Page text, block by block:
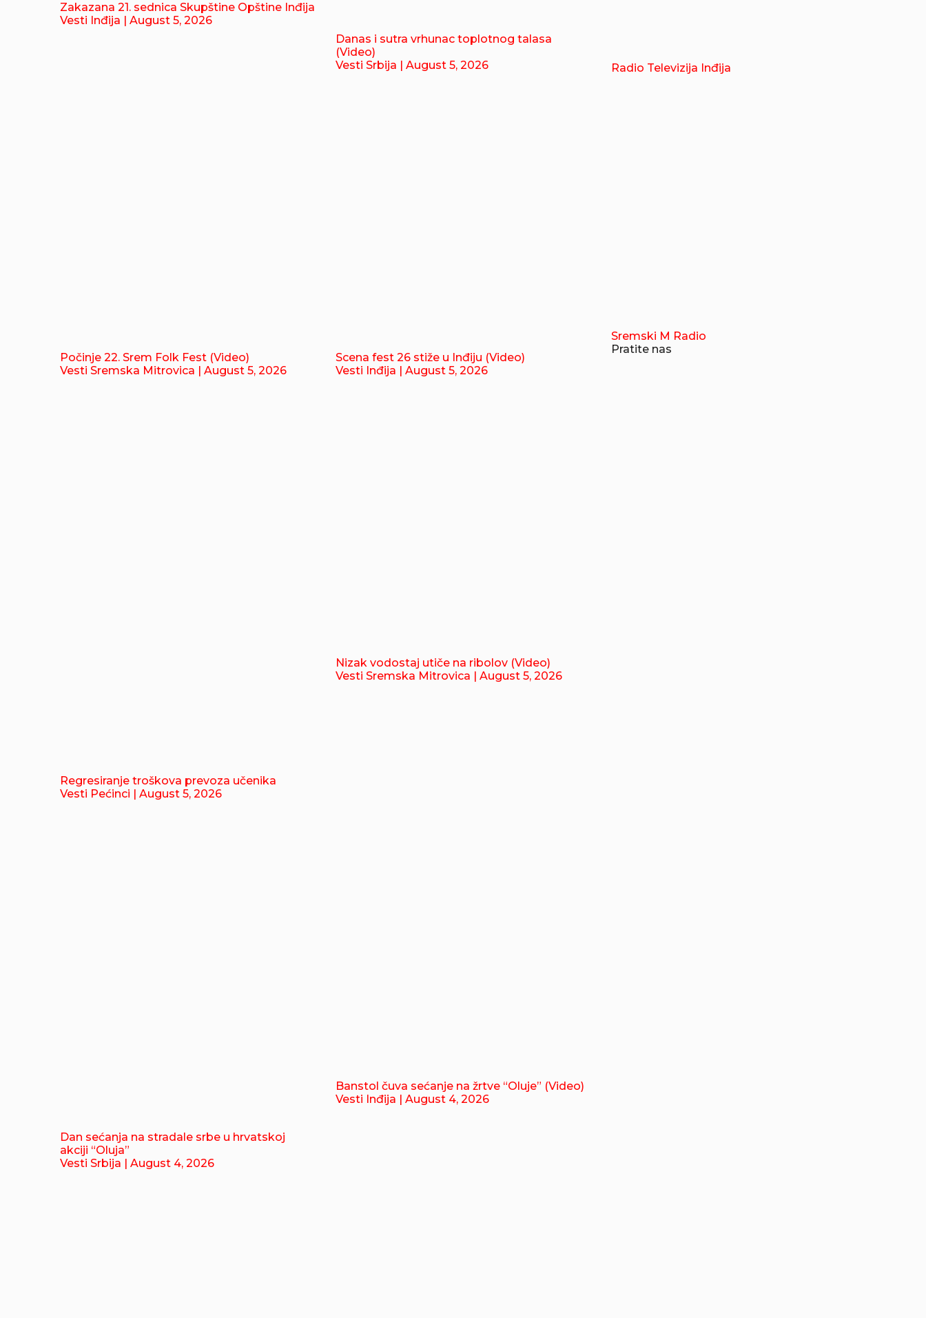
Zakazana 21. sednica Skupštine Opštine Inđija
Vesti Inđija | August 5, 2026
Danas i sutra vrhunac toplotnog talasa
(Video)
Vesti Srbija | August 5, 2026
Počinje 22. Srem Folk Fest (Video)
Vesti Sremska Mitrovica | August 5, 2026
Scena fest 26 stiže u Inđiju (Video)
Vesti Inđija | August 5, 2026
Regresiranje troškova prevoza učenika
Vesti Pećinci | August 5, 2026
Nizak vodostaj utiče na ribolov (Video)
Vesti Sremska Mitrovica | August 5, 2026
Dan sećanja na stradale srbe u hrvatskoj
akciji “Oluja”
Vesti Srbija | August 4, 2026
Banstol čuva sećanje na žrtve “Oluje” (Video)
Vesti Inđija | August 4, 2026
Radio Televizija Inđija
Sremski M Radio
Pratite nas